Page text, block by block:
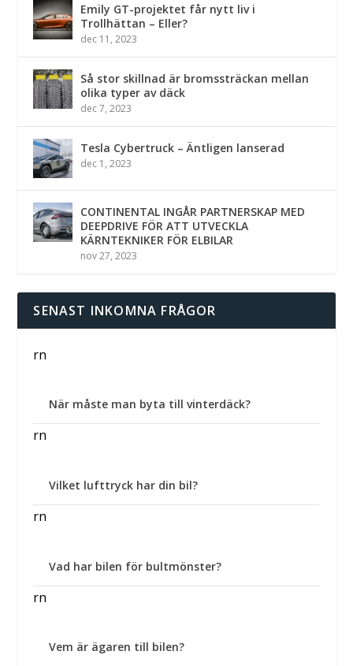
Emily GT-projektet får nytt liv i
Trollhättan – Eller?
dec 11, 2023
Så stor skillnad är bromssträckan mellan
olika typer av däck
dec 7, 2023
Tesla Cybertruck – Äntligen lanserad
dec 1, 2023
CONTINENTAL INGÅR PARTNERSKAP MED
DEEPDRIVE FÖR ATT UTVECKLA
KÄRNTEKNIKER FÖR ELBILAR
nov 27, 2023
SENAST INKOMNA FRÅGOR
rn
När måste man byta till vinterdäck?
rn
Vilket lufttryck har din bil?
rn
Vad har bilen för bultmönster?
rn
Vem är ägaren till bilen?